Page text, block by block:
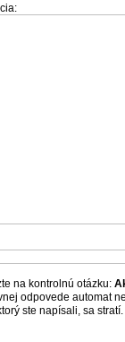
na kontrolnú otázku:
odpovede automat
ste napísali, sa